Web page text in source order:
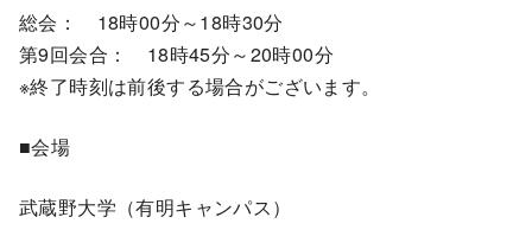
総会： 18時00分～18時30分
第9回会合： 18時45分～20時00分
※終了時刻は前後する場合がございます。
■会場
武蔵野大学（有明キャンパス）